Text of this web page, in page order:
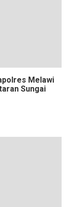
Melawi
Sungai